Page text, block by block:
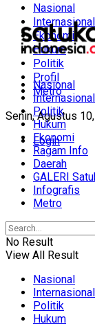
Nasional
Internasional
Ekonomi
Hukum
Politik
Profil
Metro
Senin, Agustus
Login
Nasional
Internasional
Politik
Hukum
Ekonomi
Ragam Info
Daerah
GALERI
Infografis
Metro
No Result
View All Result
Nasional
Internasional
Politik
Hukum